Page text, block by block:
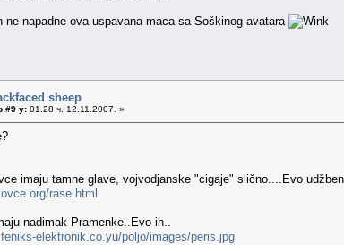
ne napadne ova uspavana maca sa Soškinog avatara
sheep
#9 у: 01.28 ч. 12.11.2007. »
imaju tamne glave, vojvodjanske "cigaje" slično....Evo
rase.html
nadimak Pramenke..Evo ih..
elektronik.co.yu/poljo/images/peris.jpg